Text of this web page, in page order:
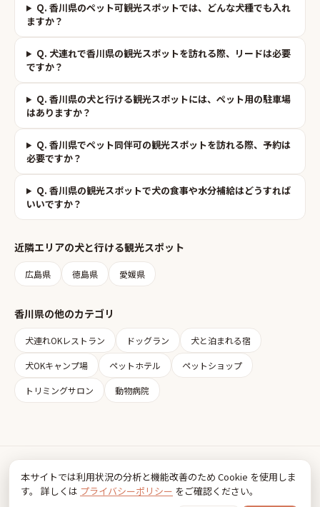
Q. 香川県のペット可観光スポットでは、どんな犬種でも入れ
ますか？
Q. 犬連れで香川県の観光スポットを訪れる際、リードは必要
ですか？
Q. 香川県の犬と行ける観光スポットには、ペット用の駐車場
はありますか？
Q. 香川県でペット同伴可の観光スポットを訪れる際、予約は
必要ですか？
Q. 香川県の観光スポットで犬の食事や水分補給はどうすれば
いいですか？
近隣エリアの犬と行ける観光スポット
広島県 徳島県 愛媛県
香川県の他のカテゴリ
犬連れOKレストラン ドッグラン 犬と泊まれる宿
犬OKキャンプ場 ペットホテル ペットショップ
トリミングサロン 動物病院
Inudia
犬とお出かけ情報
本サイトでは利用状況の分析と機能改善のため Cookie を使用しま
す。 詳しくは プライバシーポリシー をご確認ください。